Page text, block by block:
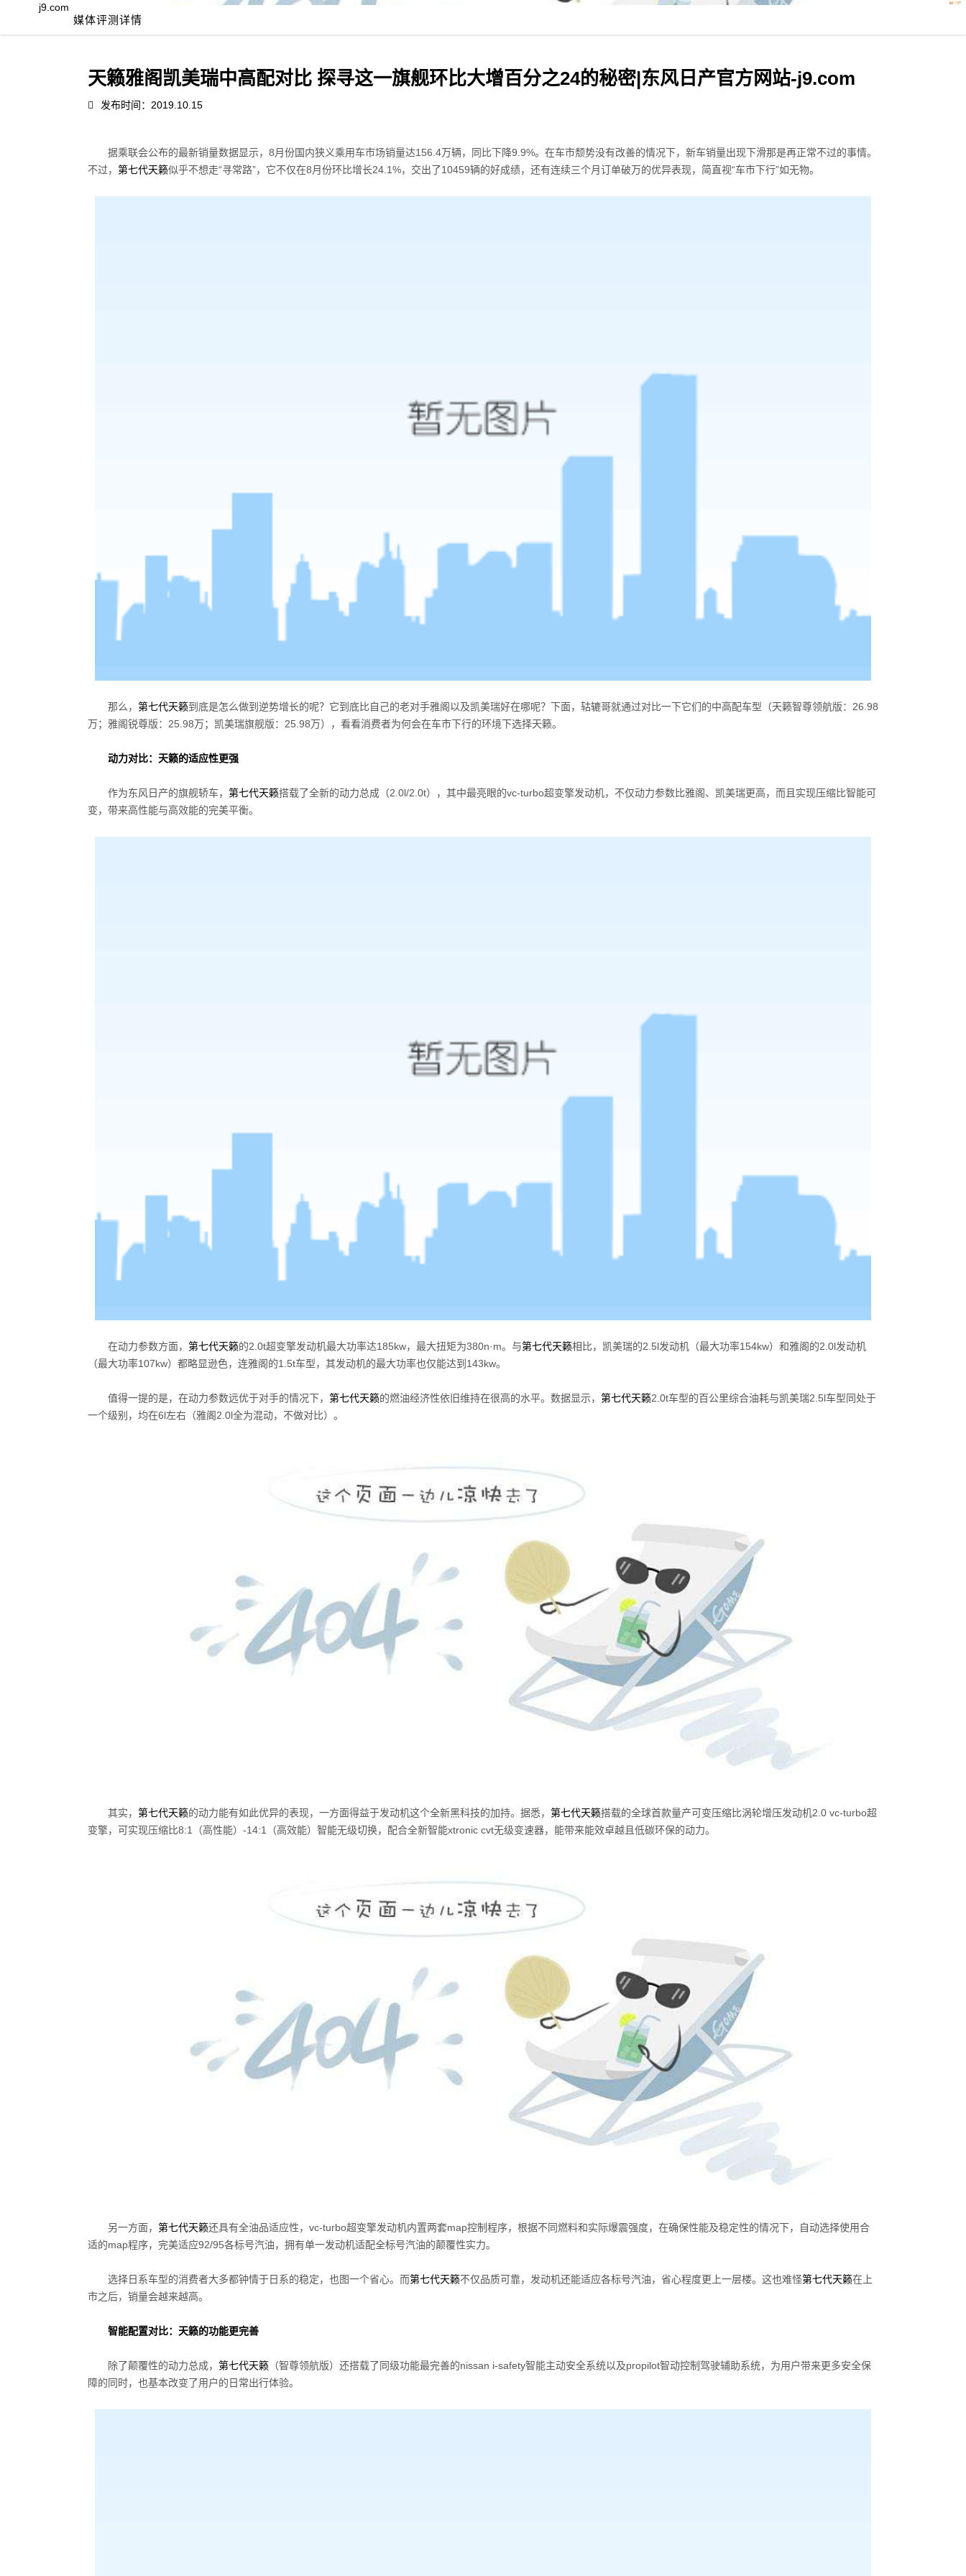
j9.com
媒体评测详情
天籁雅阁凯美瑞中高配对比 探寻这一旗舰环比大增百分之24的秘密|东风日产官方网站-j9.com
发布时间：2019.10.15
据乘联会公布的最新销量数据显示，8月份国内狭义乘用车市场销量达156.4万辆，同比下降9.9%。在车市颓势没有改善的情况下，新车销量出现下滑那是再正常不过的事情。
不过， 第七代天籁似乎不想走“寻常路”，它不仅在8月份环比增长24.1%，交出了10459辆的好成绩，还有连续三个月订单破万的优异表现，简直视“车市下行”如无物。
那么， 第七代天籁到底是怎么做到逆势增长的呢？它到底比自己的老对手雅阁以及凯美瑞好在哪呢？下面，轱辘哥就通过对比一下它们的中高配车型（天籁智尊领航版：26.98
万；雅阁锐尊版：25.98万；凯美瑞旗舰版：25.98万），看看消费者为何会在车市下行的环境下选择天籁。
动力对比：天籁的适应性更强
作为东风日产的旗舰轿车， 第七代天籁搭载了全新的动力总成（2.0l/2.0t），其中最亮眼的vc-turbo超变擎发动机，不仅动力参数比雅阁、凯美瑞更高，而且实现压缩比智能可
变，带来高性能与高效能的完美平衡。
在动力参数方面， 第七代天籁的2.0t超变擎发动机最大功率达185kw，最大扭矩为380n·m。与第七代天籁相比，凯美瑞的2.5l发动机（最大功率154kw）和雅阁的2.0l发动机
（最大功率107kw）都略显逊色，连雅阁的1.5t车型，其发动机的最大功率也仅能达到143kw。
值得一提的是，在动力参数远优于对手的情况下， 第七代天籁的燃油经济性依旧维持在很高的水平。数据显示， 第七代天籁2.0t车型的百公里综合油耗与凯美瑞2.5l车型同处于
一个级别，均在6l左右（雅阁2.0l全为混动，不做对比）。
其实， 第七代天籁的动力能有如此优异的表现，一方面得益于发动机这个全新黑科技的加持。据悉， 第七代天籁搭载的全球首款量产可变压缩比涡轮增压发动机2.0 vc-turbo超
变擎，可实现压缩比8:1（高性能）-14:1（高效能）智能无级切换，配合全新智能xtronic cvt无级变速器，能带来能效卓越且低碳环保的动力。
另一方面， 第七代天籁还具有全油品适应性，vc-turbo超变擎发动机内置两套map控制程序，根据不同燃料和实际爆震强度，在确保性能及稳定性的情况下，自动选择使用合
适的map程序，完美适应92/95各标号汽油，拥有单一发动机适配全标号汽油的颠覆性实力。
选择日系车型的消费者大多都钟情于日系的稳定，也图一个省心。而第七代天籁不仅品质可靠，发动机还能适应各标号汽油，省心程度更上一层楼。这也难怪第七代天籁在上
市之后，销量会越来越高。
智能配置对比：天籁的功能更完善
除了颠覆性的动力总成， 第七代天籁 （智尊领航版）还搭载了同级功能最完善的nissan i-safety智能主动安全系统以及propilot智动控制驾驶辅助系统，为用户带来更多安全保
障的同时，也基本改变了用户的日常出行体验。